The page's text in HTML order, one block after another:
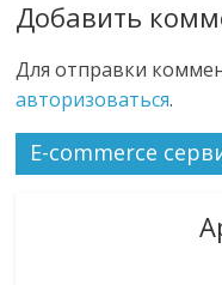
Добавить
Для отправки
авторизоваться.
E-commerce